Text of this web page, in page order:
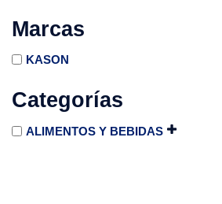
Marcas
KASON
Categorías
ALIMENTOS Y BEBIDAS